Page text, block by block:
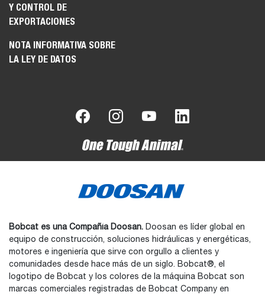
Y CONTROL DE
EXPORTACIONES
NOTA INFORMATIVA SOBRE
LA LEY DE DATOS
Bobcat es una Compañía Doosan. Doosan es líder global en
equipo de construcción, soluciones hidráulicas y energéticas,
motores e ingeniería que sirve con orgullo a clientes y
comunidades desde hace más de un siglo. Bobcat®, el
logotipo de Bobcat y los colores de la máquina Bobcat son
marcas comerciales registradas de Bobcat Company en